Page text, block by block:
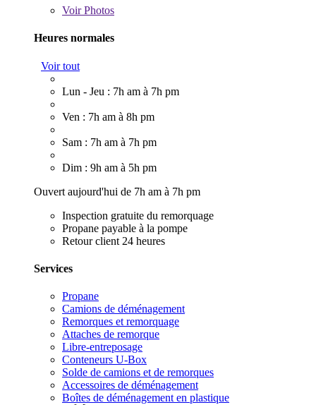
VoirPhotos
Heures normales
Voir tout
Lun - Jeu : 7h am à 7h pm
Ven : 7h am à 8h pm
Sam : 7h am à 7h pm
Dim : 9h am à 5h pm
Ouvert aujourd'hui de 7h am à 7h pm
Inspection gratuite du remorquage
Propane payable à la pompe
Retour client 24 heures
Services
Propane
Camions de déménagement
Remorques et remorquage
Attaches de remorque
Libre-entreposage
Conteneurs U-Box
Solde de camions et de remorques
Accessoires de déménagement
Boîtes de déménagement en plastique